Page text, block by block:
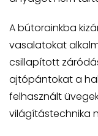
A bútorainkba
vasalatokat
csillapított
ajtópántokat a
felhasznált
világítástechnika